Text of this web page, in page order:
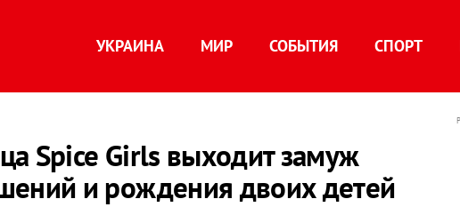
УКРАИНА МИР СОБЫТИЯ СПОРТ
Spice Girls выходит замуж
и рождения двоих детей